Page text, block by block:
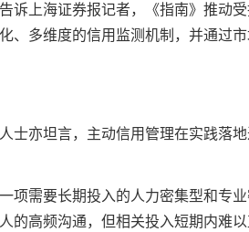
上海证券报记者，《指南》推动受
、多维度的信用监测机制，并通过
亦坦言，主动信用管理在实践落地
需要长期投入的人力密集型和专业
的高频沟通，但相关投入短期内难